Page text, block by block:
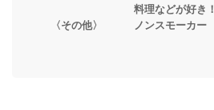
料理などが好き！
〈その他〉 ノンスモーカー